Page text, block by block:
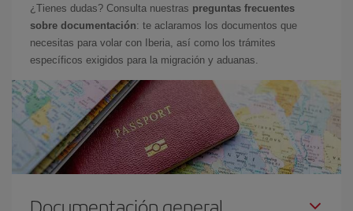
¿Tienes dudas? Consulta nuestras preguntas frecuentes
sobre documentación: te aclaramos los documentos que
necesitas para volar con Iberia, así como los trámites
específicos exigidos para la migración y aduanas.